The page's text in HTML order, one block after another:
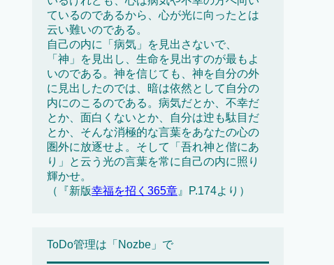
ているのであるから、心が光に向ったとは
云い難いのである。
自己の内に「病気」を見出さないで、
「神」を見出し、生命を見出すのが最もよ
いのである。神を信じても、神を自分の外
に見出したのでは、暗は依然として自分の
内にのこるのである。病気だとか、不幸だ
とか、面白くないとか、自分は迚も駄目だ
とか、そんな消極的な言葉をあなたの心の
圏外に放逐せよ。そして「吾れ神と偕にあ
り」と云う光の言葉を常に自己の内に照り
輝かせ。
（『新版幸福を招く365章 』P.174より）
ToDo管理は「Nozbe」で